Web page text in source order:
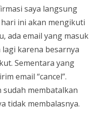
saya langsung
ini akan mengikuti
ada email yang masuk
karena besarnya
Sementara yang
email “cancel”.
membatalkan
tidak membalasnya.